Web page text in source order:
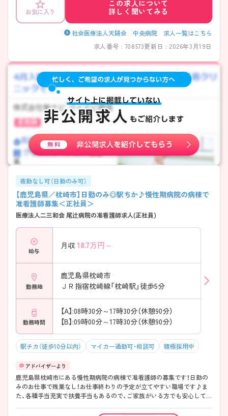
お気に入り
この求人について
詳しく聞いてみる
社会医療法人天陽会 中央病院 求人一覧はこちら
求人番号 : 708573更新日 : 2026年3月19日
夜勤なし可（日勤のみ可）
【鹿児島県／枕崎市】日勤のみ◎駅ちか♪慢性期病院の病棟で
准看護師募集＜正社員＞
医療法人二三和会 尾辻病院の准看護師求人(正社員)
給与
月収 18.7万円～
勤務地
鹿児島県枕崎市
ＪＲ指宿枕崎線「枕崎駅」徒歩5分
勤務時間
【A】:08時30分～17時30分（休憩90分）
【B】:09時00分～17時30分（休憩90分）
駅チカ（徒歩10分以内） マイカー通勤可・相談可 積極採用中
鹿児島県枕崎市にある慢性期病院の病棟で准看護師の募集です！日勤の
みのお仕事で残業なし！お仕事終わりの予定が立てやすい職場です♪ま
た、各種手当充実で扶養手当もあるので、ご家族がいる方でも安心して働
れしいポイント◎ご興味のある方は面接ポイントをお伝えしますので、